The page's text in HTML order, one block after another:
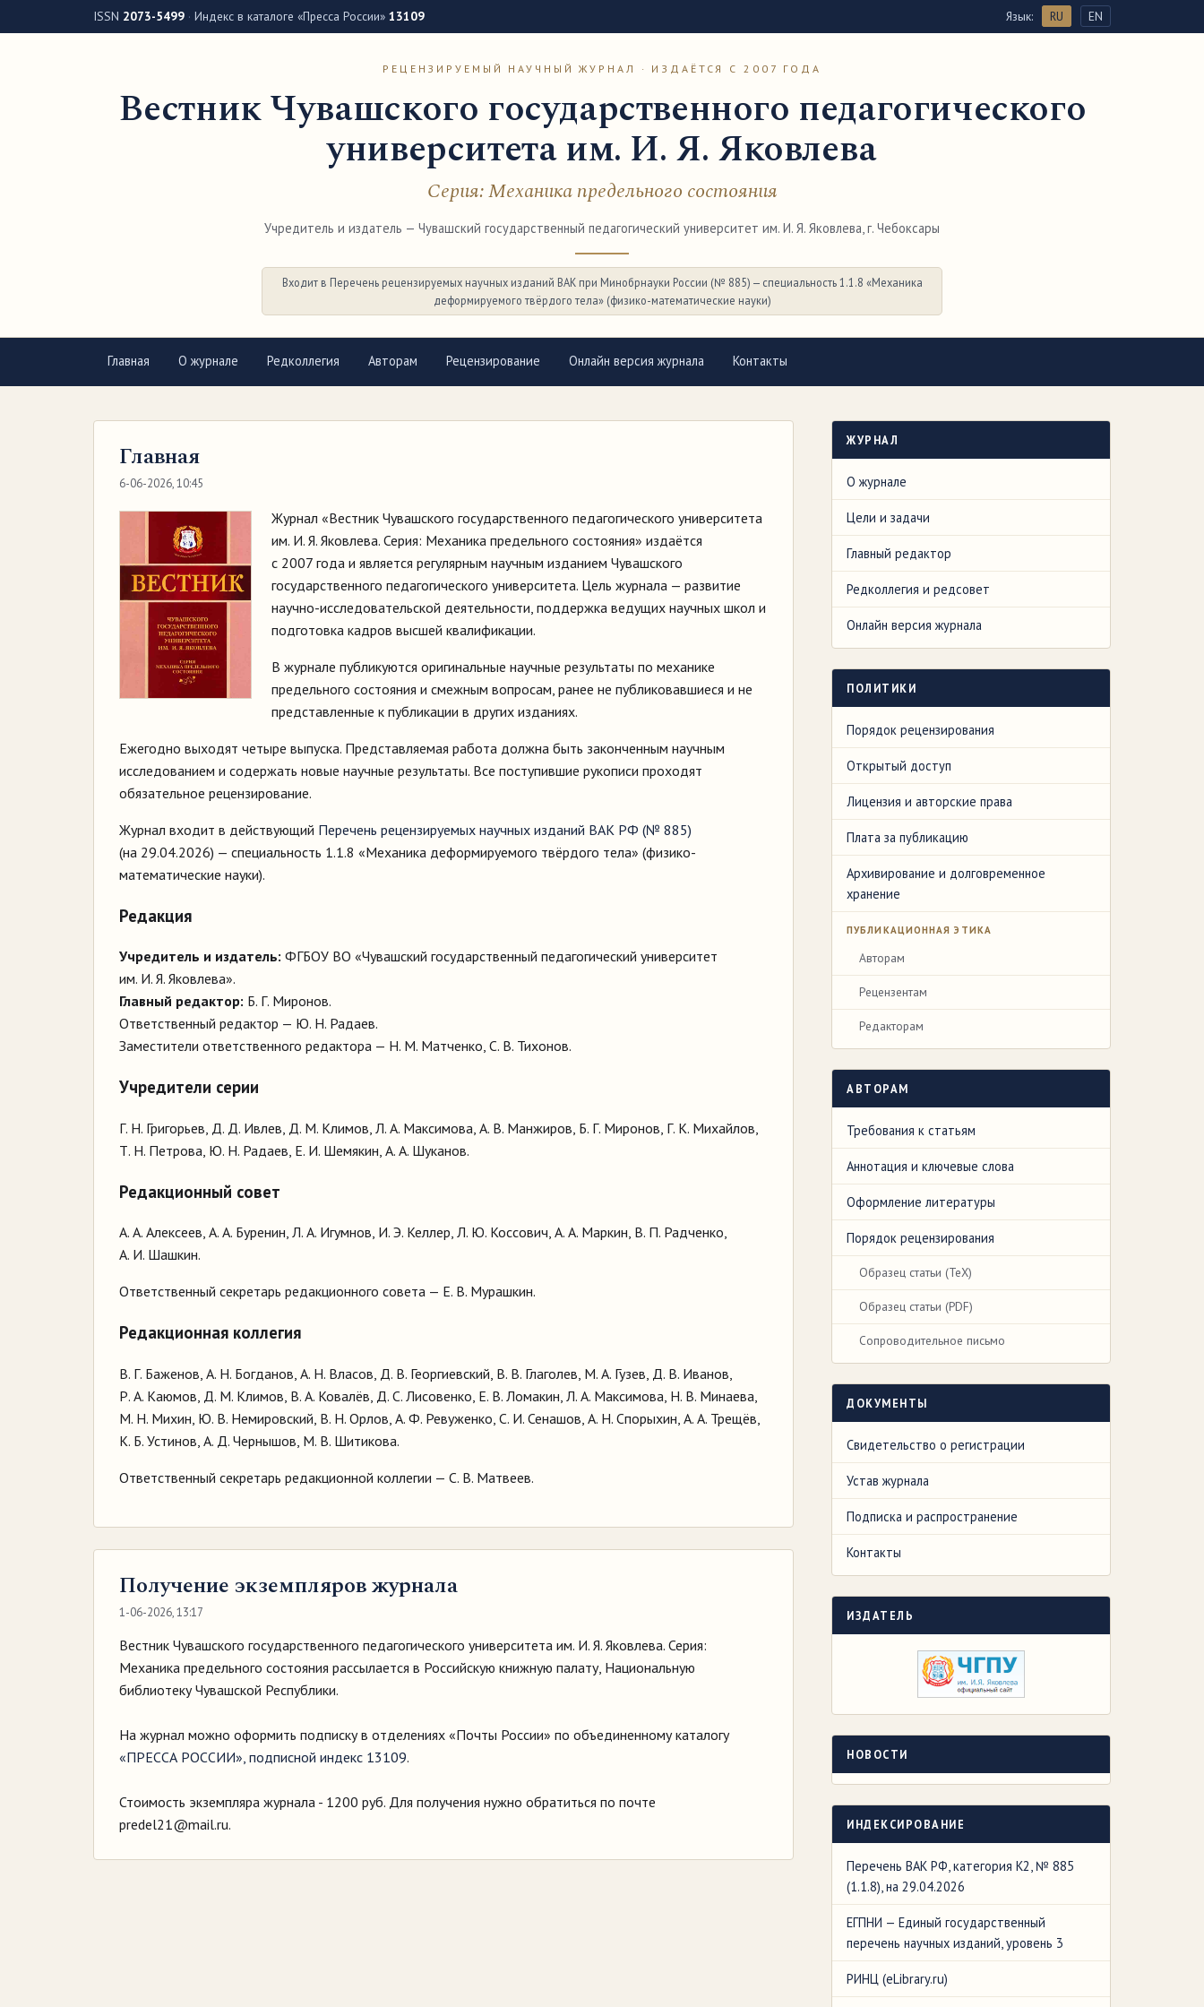
ISSN 2073-5499 · Индекс в каталоге «Пресса России» 13109 Язык: RU EN
РЕЦЕНЗИРУЕМЫЙ НАУЧНЫЙ ЖУРНАЛ · ИЗДАЁТСЯ С 2007 ГОДА
Вестник Чувашского государственного педагогического
университета им. И. Я. Яковлева
Серия: Механика предельного состояния
Учредитель и издатель — Чувашский государственный педагогический университет им. И. Я. Яковлева, г. Чебоксары
Входит в Перечень рецензируемых научных изданий ВАК при Минобрнауки России (№ 885) — специальность 1.1.8 «Механика
деформируемого твёрдого тела» (физико-математические науки)
Главная О журнале Редколлегия Авторам Рецензирование Онлайн версия журнала Контакты
Главная
6-06-2026, 10:45
Журнал «Вестник Чувашского государственного педагогического университета
им. И. Я. Яковлева. Серия: Механика предельного состояния» издаётся
с 2007 года и является регулярным научным изданием Чувашского
государственного педагогического университета. Цель журнала — развитие
научно-исследовательской деятельности, поддержка ведущих научных школ и
подготовка кадров высшей квалификации.
В журнале публикуются оригинальные научные результаты по механике
предельного состояния и смежным вопросам, ранее не публиковавшиеся и не
представленные к публикации в других изданиях.
Ежегодно выходят четыре выпуска. Представляемая работа должна быть законченным научным
исследованием и содержать новые научные результаты. Все поступившие рукописи проходят
обязательное рецензирование.
Журнал входит в действующий Перечень рецензируемых научных изданий ВАК РФ (№ 885)
(на 29.04.2026) — специальность 1.1.8 «Механика деформируемого твёрдого тела» (физико-
математические науки).
Редакция
Учредитель и издатель: ФГБОУ ВО «Чувашский государственный педагогический университет
им. И. Я. Яковлева».
Главный редактор: Б. Г. Миронов.
Ответственный редактор — Ю. Н. Радаев.
Заместители ответственного редактора — Н. М. Матченко, С. В. Тихонов.
Учредители серии
Г. Н. Григорьев, Д. Д. Ивлев, Д. М. Климов, Л. А. Максимова, А. В. Манжиров, Б. Г. Миронов, Г. К. Михайлов,
Т. Н. Петрова, Ю. Н. Радаев, Е. И. Шемякин, А. А. Шуканов.
Редакционный совет
А. А. Алексеев, А. А. Буренин, Л. А. Игумнов, И. Э. Келлер, Л. Ю. Коссович, А. А. Маркин, В. П. Радченко,
А. И. Шашкин.
Ответственный секретарь редакционного совета — Е. В. Мурашкин.
Редакционная коллегия
В. Г. Баженов, А. Н. Богданов, А. Н. Власов, Д. В. Георгиевский, В. В. Глаголев, М. А. Гузев, Д. В. Иванов,
Р. А. Каюмов, Д. М. Климов, В. А. Ковалёв, Д. С. Лисовенко, Е. В. Ломакин, Л. А. Максимова, Н. В. Минаева,
М. Н. Михин, Ю. В. Немировский, В. Н. Орлов, А. Ф. Ревуженко, С. И. Сенашов, А. Н. Спорыхин, А. А. Трещёв,
К. Б. Устинов, А. Д. Чернышов, М. В. Шитикова.
Ответственный секретарь редакционной коллегии — С. В. Матвеев.
Получение экземпляров журнала
1-06-2026, 13:17
Вестник Чувашского государственного педагогического университета им. И. Я. Яковлева. Серия:
Механика предельного состояния рассылается в Российскую книжную палату, Национальную
библиотеку Чувашской Республики.
На журнал можно оформить подписку в отделениях «Почты России» по объединенному каталогу
«ПРЕССА РОССИИ», подписной индекс 13109.
Стоимость экземпляра журнала - 1200 руб. Для получения нужно обратиться по почте
predel21@mail.ru.
ЖУРНАЛ
О журнале
Цели и задачи
Главный редактор
Редколлегия и редсовет
Онлайн версия журнала
ПОЛИТИКИ
Порядок рецензирования
Открытый доступ
Лицензия и авторские права
Плата за публикацию
Архивирование и долговременное
хранение
ПУБЛИКАЦИОННАЯ ЭТИКА
Авторам
Рецензентам
Редакторам
АВТОРАМ
Требования к статьям
Аннотация и ключевые слова
Оформление литературы
Порядок рецензирования
Образец статьи (TeX)
Образец статьи (PDF)
Сопроводительное письмо
ДОКУМЕНТЫ
Свидетельство о регистрации
Устав журнала
Подписка и распространение
Контакты
ИЗДАТЕЛЬ
НОВОСТИ
ИНДЕКСИРОВАНИЕ
Перечень ВАК РФ, категория К2, № 885
(1.1.8), на 29.04.2026
ЕГПНИ — Единый государственный
перечень научных изданий, уровень 3
РИНЦ (eLibrary.ru)